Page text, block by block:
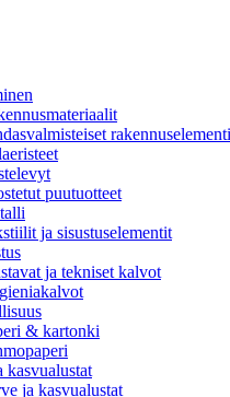
puutuotteet
ja sisustuselementit
ja tekniset kalvot
& kartonki
kasvualustat
ja kasvualustat